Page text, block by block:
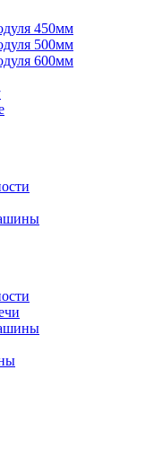
450мм
500мм
600мм